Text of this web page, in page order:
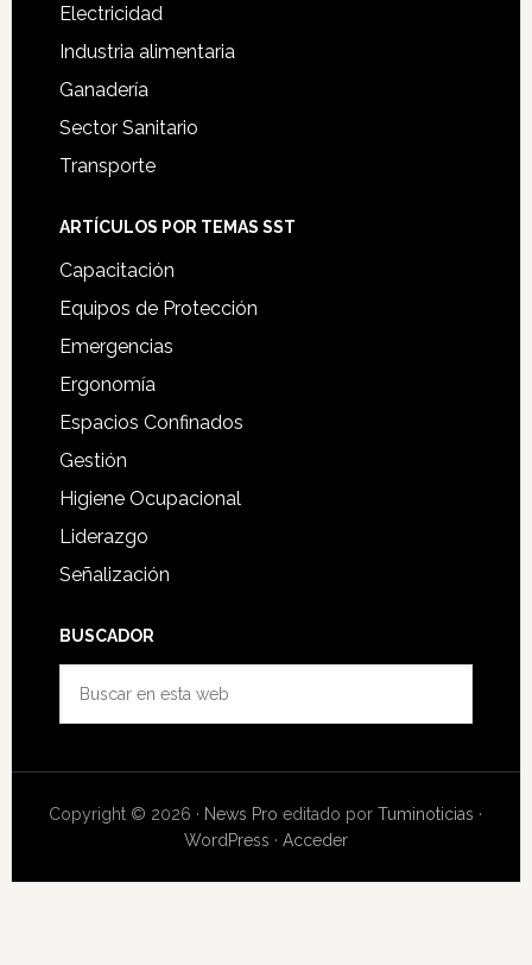
Electricidad
Industria alimentaria
Ganadería
Sector Sanitario
Transporte
ARTÍCULOS POR TEMAS SST
Capacitación
Equipos de Protección
Emergencias
Ergonomía
Espacios Confinados
Gestión
Higiene Ocupacional
Liderazgo
Señalización
BUSCADOR
web
Copyright © 2026 · News Pro editado porTuminoticias ·
WordPress · Acceder